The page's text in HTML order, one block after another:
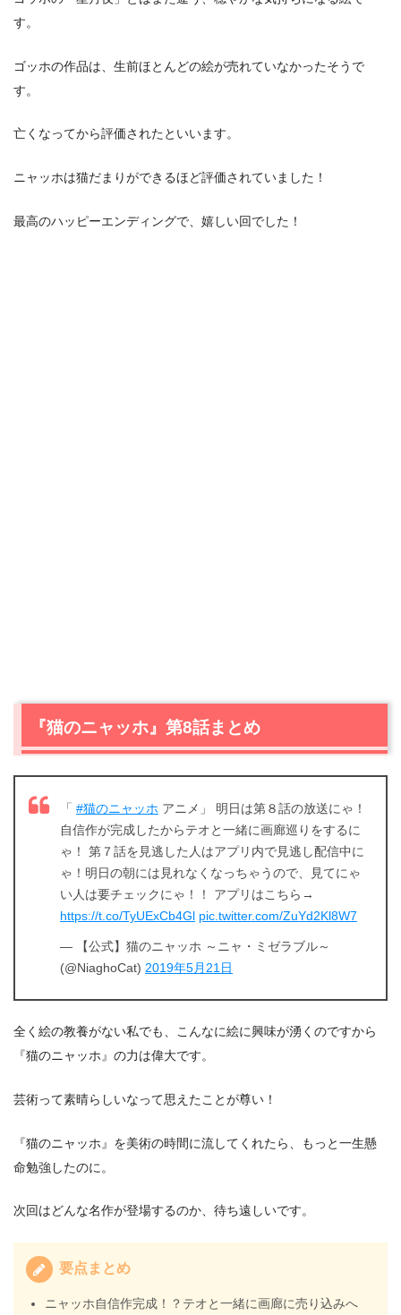
す。
ゴッホの作品は、生前ほとんどの絵が売れていなかったそうで
す。
亡くなってから評価されたといいます。
ニャッホは猫だまりができるほど評価されていました！
最高のハッピーエンディングで、嬉しい回でした！
『猫のニャッホ』第8話まとめ
「 #猫のニャッホ アニメ」 明日は第８話の放送にゃ！
自信作が完成したからテオと一緒に画廊巡りをするに
ゃ！ 第７話を見逃した人はアプリ内で見逃し配信中に
ゃ！明日の朝には見れなくなっちゃうので、見てにゃ
い人は要チェックにゃ！！ アプリはこちら→
https://t.co/TyUExCb4Gl pic.twitter.com/ZuYd2Kl8W7
— 【公式】猫のニャッホ ～ニャ・ミゼラブル～
(@NiaghoCat) 2019年5月21日
全く絵の教養がない私でも、こんなに絵に興味が湧くのですから
『猫のニャッホ』の力は偉大です。
芸術って素晴らしいなって思えたことが尊い！
『猫のニャッホ』を美術の時間に流してくれたら、もっと一生懸
命勉強したのに。
次回はどんな名作が登場するのか、待ち遠しいです。
要点まとめ
ニャッホ自信作完成！？テオと一緒に画廊に売り込みへ